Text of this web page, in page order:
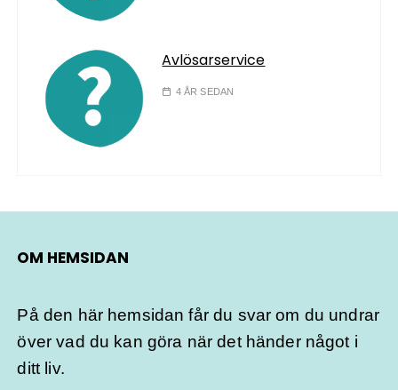
Avlösarservice
4 ÅR SEDAN
OM HEMSIDAN
På den här hemsidan får du svar om du undrar
över vad du kan göra när det händer något i
ditt liv.